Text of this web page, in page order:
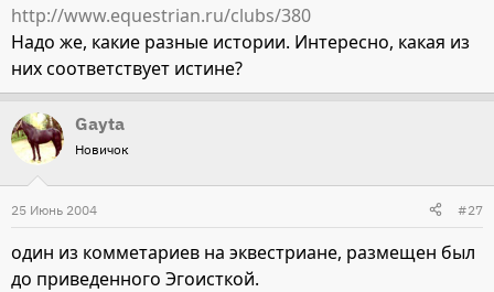
http://www.equestrian.ru/clubs/380
Надо же, какие разные истории. Интересно, какая из
них соответствует истине?
Gayta
Новичок
25 Июнь 2004 #27
один из комметариев на эквестриане, размещен был
до приведенного Эгоисткой.